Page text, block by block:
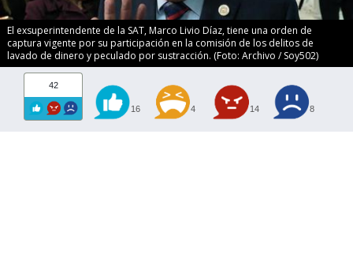
El exsuperintendente de la SAT, Marco Livio Díaz, tiene una orden de
captura vigente por su participación en la comisión de los delitos de
lavado de dinero y peculado por sustracción. (Foto: Archivo / Soy502)
42
16 4 14 8